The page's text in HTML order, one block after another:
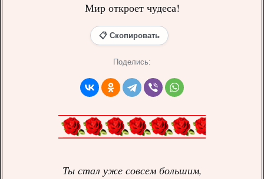
Мир откроет чудеса!
📋 Скопировать
Поделись:
Ты стал уже совсем большим,